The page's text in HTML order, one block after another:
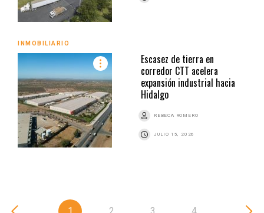
INMOBILIARIO
Escasez de tierra en
corredor CTT acelera
expansión industrial hacia
Hidalgo
REBECA ROMERO
JULIO 15, 2026